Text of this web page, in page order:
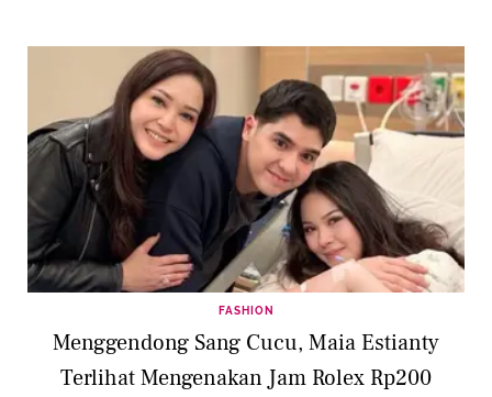
FASHION
Menggendong Sang Cucu, Maia Estianty
Terlihat Mengenakan Jam Rolex Rp200